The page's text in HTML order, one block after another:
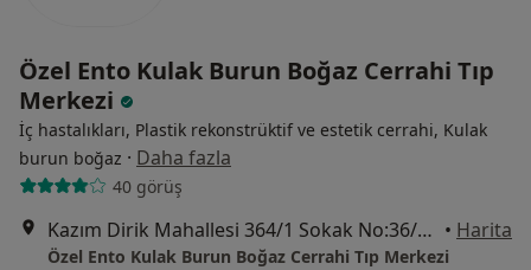
Özel Ento Kulak Burun Boğaz Cerrahi Tıp
Merkezi
İç hastalıkları, Plastik rekonstrüktif ve estetik cerrahi, Kulak
burun boğaz · Daha fazla
40 görüş
Kazım Dirik Mahallesi 364/1 Sokak No:36/A, Bornova • Harita
Özel Ento Kulak Burun Boğaz Cerrahi Tıp Merkezi